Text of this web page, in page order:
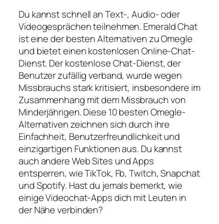
Du kannst schnell an Text-, Audio- oder
Videogesprächen teilnehmen. Emerald Chat
ist eine der besten Alternativen zu Omegle
und bietet einen kostenlosen Online-Chat-
Dienst. Der kostenlose Chat-Dienst, der
Benutzer zufällig verband, wurde wegen
Missbrauchs stark kritisiert, insbesondere im
Zusammenhang mit dem Missbrauch von
Minderjährigen. Diese 10 besten Omegle-
Alternativen zeichnen sich durch ihre
Einfachheit, Benutzerfreundlichkeit und
einzigartigen Funktionen aus. Du kannst
auch andere Web Sites und Apps
entsperren, wie TikTok, Fb, Twitch, Snapchat
und Spotify. Hast du jemals bemerkt, wie
einige Videochat-Apps dich mit Leuten in
der Nähe verbinden?